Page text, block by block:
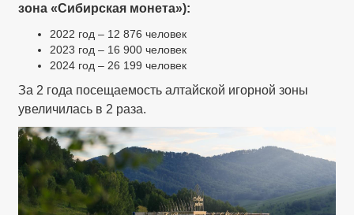
зона «Сибирская монета»):
2022 год – 12 876 человек
2023 год – 16 900 человек
2024 год – 26 199 человек
За 2 года посещаемость алтайской игорной зоны
увеличилась в 2 раза.